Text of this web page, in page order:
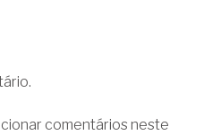
comentários neste